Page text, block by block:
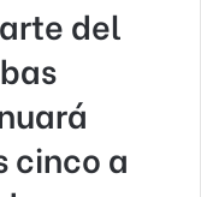
del
cinco a